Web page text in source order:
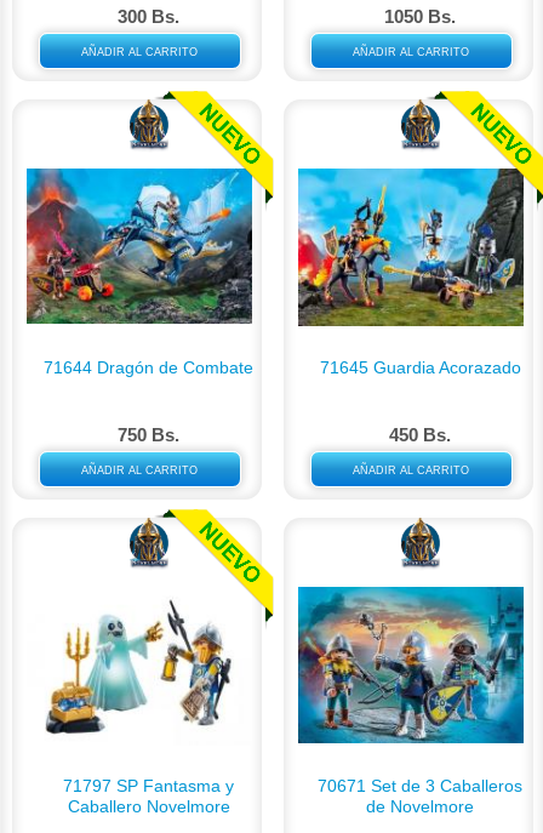
300 Bs.
AÑADIR AL CARRITO
1050 Bs.
AÑADIR AL CARRITO
71644 Dragón de Combate
750 Bs.
AÑADIR AL CARRITO
71645 Guardia Acorazado
450 Bs.
AÑADIR AL CARRITO
71797 SP Fantasma y
Caballero Novelmore
70671 Set de 3 Caballeros
de Novelmore